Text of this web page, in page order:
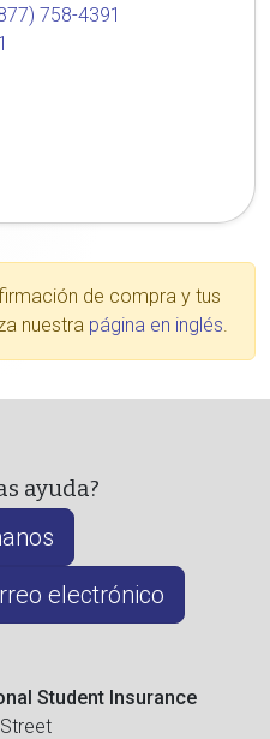
758-4391
de compra y tus
nuestra página en inglés.
ayuda?
electrónico
Student Insurance